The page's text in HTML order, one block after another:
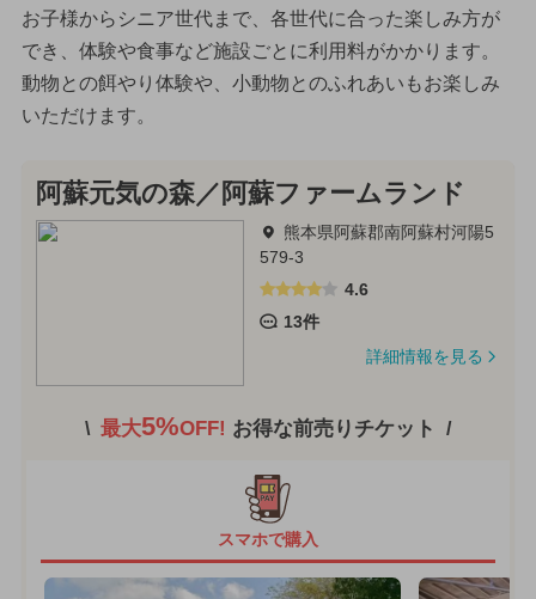
お子様からシニア世代まで、各世代に合った楽しみ方が
でき、体験や食事など施設ごとに利用料がかかります。
動物との餌やり体験や、小動物とのふれあいもお楽しみ
いただけます。
阿蘇元気の森／阿蘇ファームランド
熊本県阿蘇郡南阿蘇村河陽5
579-3
4.6
13件
詳細情報を見る
最大5%OFF! お得な前売りチケット
スマホで購入